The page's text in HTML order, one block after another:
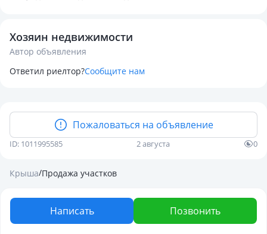
✔️ До солёных озёр всего 5-7 минут на автомобиле
📱
Хозяин недвижимости
Автор объявления
Ответил риелтор?Сообщите нам
Пожаловаться на объявление
ID: 1011995585 2 августа 0
Крыша/Продажа участков
Написать Позвонить